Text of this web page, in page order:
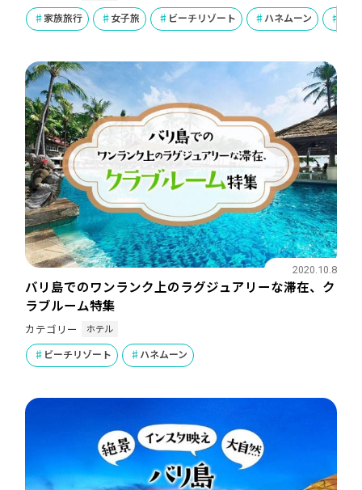
家族旅行 女子旅 ビーチリゾート ハネムーン
バリ島でのワンランク上のラグジュアリーな滞在、ク
ラブルーム特集
2020.10.8
カテゴリー ホテル
ビーチリゾート ハネムーン